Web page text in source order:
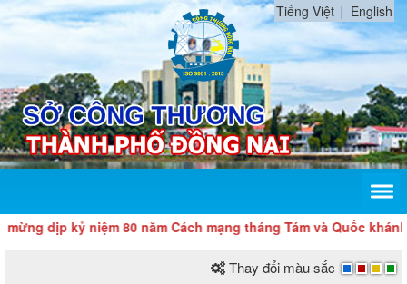
Tiếng Việt English
niệm 80 năm Cách mạng tháng Tám và Quốc khánh 2/9
Thay đổi màu sắc